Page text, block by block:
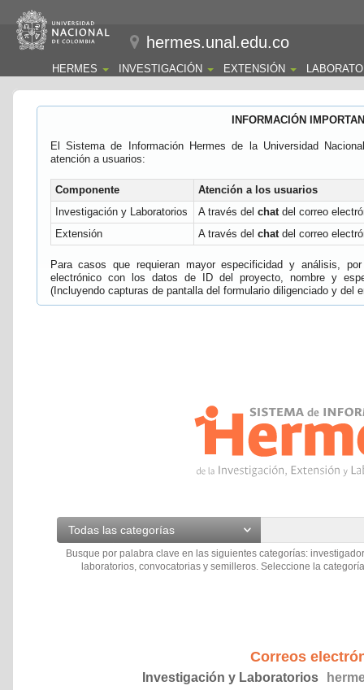
hermes.unal.edu.co
HERMES INVESTIGACIÓN EXTENSIÓN
INFORMACIÓN
El Sistema de Información Hermes de la Universidad
atención a usuarios:
Componente
Atención a los usuarios
Investigación y Laboratorios
A través del chatdel correo
Extensión
A través del chatdel correo
Para casos que requieran mayor especificidad y análisis,
electrónico con los datos de ID del proyecto, nombre y
(Incluyendo capturas de pantalla del formulario diligenciado y del
Todas las categorías
Busque por palabra clave en las siguientes categorías:
laboratorios, convocatorias y semilleros. Seleccione la
Correos
Investigación y Laboratorios